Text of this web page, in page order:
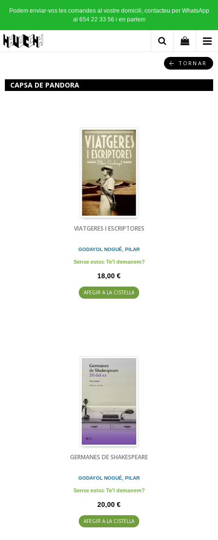
Podem enviar-vos les comandes al vostre domicili, contacteu per WhatsApp
al 654 22 33 56 i en parlem
TORNAR
CAPSA DE PANDORA
VIATGERES I ESCRIPTORES
GODAYOL NOGUÉ, PILAR
Sense estoc Te'l demanem?
18,00 €
AFEGIR A LA CISTELLA
GERMANES DE SHAKESPEARE
GODAYOL NOGUÉ, PILAR
Sense estoc Te'l demanem?
20,00 €
AFEGIR A LA CISTELLA